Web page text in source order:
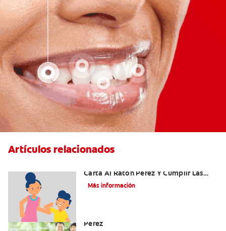
Artículos relacionados
Carta Al Ratón Pérez Y Cumplir Las
Fantasías De Su Hijo/A
Más información
Pérez